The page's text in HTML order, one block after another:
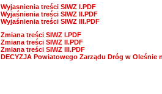
Wyjasnienia treści SIWZ I.PDF
Wyjaśnienia treści SIWZ II.PDF
Wyjaśnienia treści SIWZ III.PDF
Zmiana treści SIWZ I.PDF
Zmiana treści SIWZ II.PDF
Zmiana treści SIWZ III.PDF
DECYZJA Powiatowego Zarządu Dróg w Oleśnie